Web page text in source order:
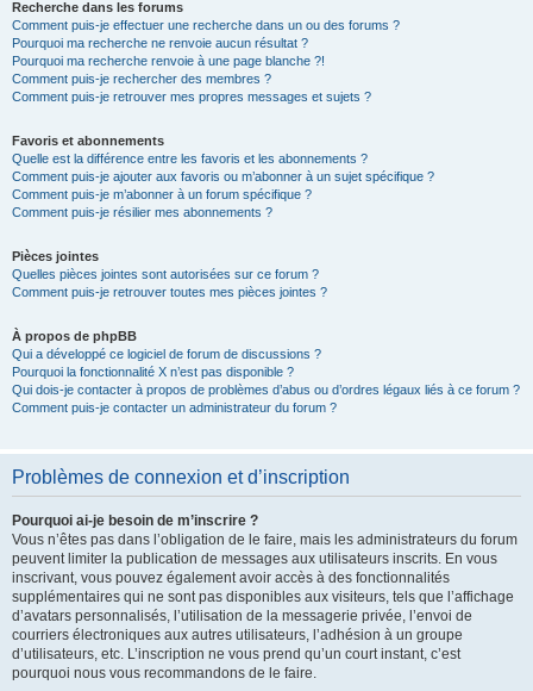
Recherche dans les forums
Comment puis-je effectuer une recherche dans un ou des forums ?
Pourquoi ma recherche ne renvoie aucun résultat ?
Pourquoi ma recherche renvoie à une page blanche ?!
Comment puis-je rechercher des membres ?
Comment puis-je retrouver mes propres messages et sujets ?
Favoris et abonnements
Quelle est la différence entre les favoris et les abonnements ?
Comment puis-je ajouter aux favoris ou m’abonner à un sujet spécifique ?
Comment puis-je m’abonner à un forum spécifique ?
Comment puis-je résilier mes abonnements ?
Pièces jointes
Quelles pièces jointes sont autorisées sur ce forum ?
Comment puis-je retrouver toutes mes pièces jointes ?
À propos de phpBB
Qui a développé ce logiciel de forum de discussions ?
Pourquoi la fonctionnalité X n’est pas disponible ?
Qui dois-je contacter à propos de problèmes d’abus ou d’ordres légaux liés à ce forum ?
Comment puis-je contacter un administrateur du forum ?
Problèmes de connexion et d’inscription
Pourquoi ai-je besoin de m’inscrire ?
Vous n’êtes pas dans l’obligation de le faire, mais les administrateurs du forum
peuvent limiter la publication de messages aux utilisateurs inscrits. En vous
inscrivant, vous pouvez également avoir accès à des fonctionnalités
supplémentaires qui ne sont pas disponibles aux visiteurs, tels que l’affichage
d’avatars personnalisés, l’utilisation de la messagerie privée, l’envoi de
courriers électroniques aux autres utilisateurs, l’adhésion à un groupe
d’utilisateurs, etc. L’inscription ne vous prend qu’un court instant, c’est
pourquoi nous vous recommandons de le faire.